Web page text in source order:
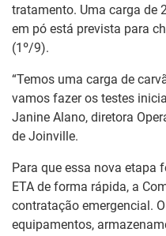
tratamento. Uma carga de
em pó está prevista para
(1º/9).
“Temos uma carga de
vamos fazer os testes
Janine Alano, diretora
de Joinville.
Para que essa nova etapa
ETA de forma rápida, a
contratação emergencial.
equipamentos,